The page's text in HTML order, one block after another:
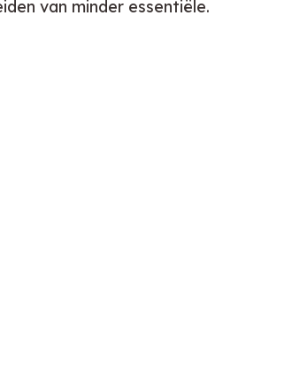
van minder essentiële.